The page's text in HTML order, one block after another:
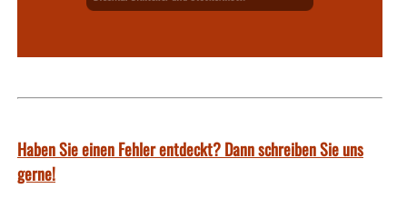
Haben Sie einen Fehler entdeckt? Dann schreiben Sie uns
gerne!